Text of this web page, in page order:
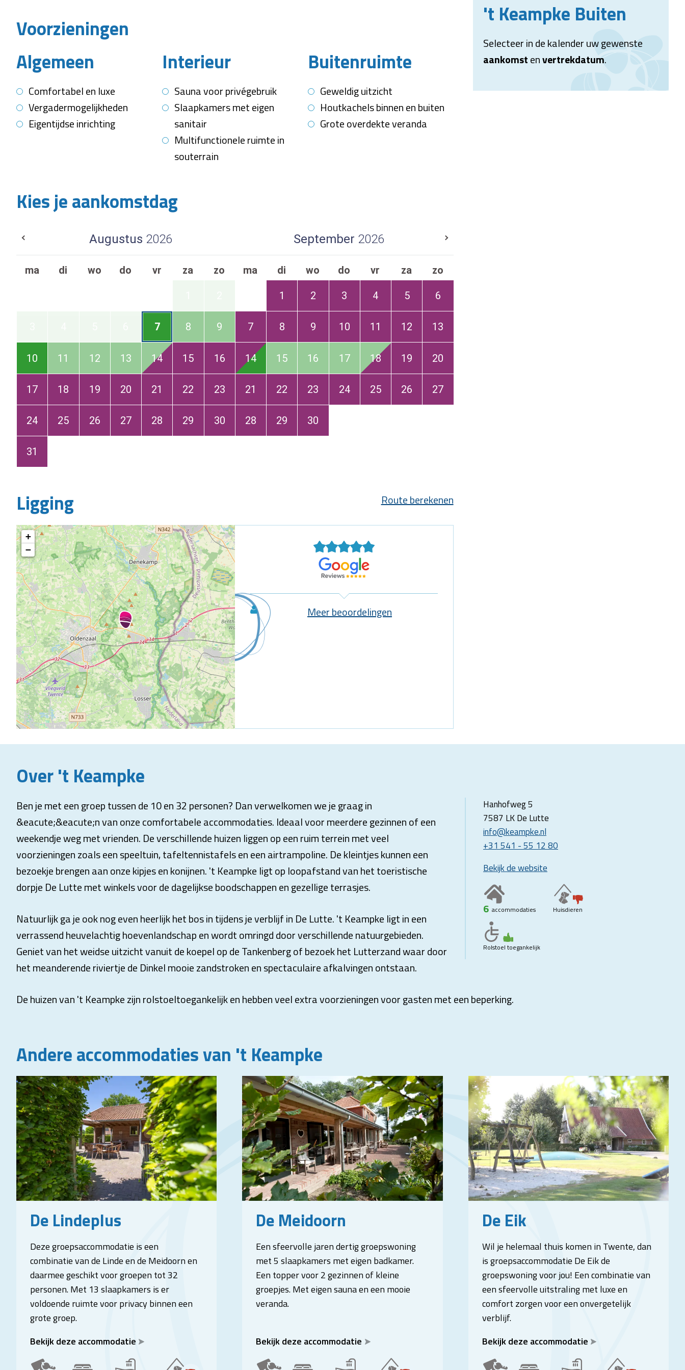
Voorzieningen
Algemeen
Comfortabel en luxe
Vergadermogelijkheden
Eigentijdse inrichting
Interieur
Sauna voor privégebruik
Slaapkamers met eigen
sanitair
Multifunctionele ruimte in
souterrain
Buitenruimte
Geweldig uitzicht
Houtkachels binnen en buiten
Grote overdekte veranda
Kies je aankomstdag
Augustus 2026
ma di wo do vr za zo
7 8 9
10 11 12 13 14 15 16
17 18 19 20 21 22 23
24 25 26 27 28 29 30
31
September 2026
ma di wo do vr za zo
1 2 3 4 5 6
7 8 9 10 11 12 13
14 15 16 17 18 19 20
21 22 23 24 25 26 27
28 29 30
Route berekenen
Ligging
+
−
Meer beoordelingen
't Keampke Buiten
Selecteer in de kalender uw gewenste
aankomstenvertrekdatum.
Over 't Keampke
Hanhofweg 5
7587 LK De Lutte
info@keampke.nl
+31 541 - 55 12 80
Bekijk de website
6 accommodaties Huisdieren
Rolstoel toegankelijk
Ben je met een groep tussen de 10 en 32 personen? Dan verwelkomen we je graag in
&eacute;&eacute;n van onze comfortabele accommodaties. Ideaal voor meerdere gezinnen of een
weekendje weg met vrienden. De verschillende huizen liggen op een ruim terrein met veel
voorzieningen zoals een speeltuin, tafeltennistafels en een airtrampoline. De kleintjes kunnen een
bezoekje brengen aan onze kipjes en konijnen. 't Keampke ligt op loopafstand van het toeristische
dorpje De Lutte met winkels voor de dagelijkse boodschappen en gezellige terrasjes.
Natuurlijk ga je ook nog even heerlijk het bos in tijdens je verblijf in De Lutte. 't Keampke ligt in een
verrassend heuvelachtig hoevenlandschap en wordt omringd door verschillende natuurgebieden.
Geniet van het weidse uitzicht vanuit de koepel op de Tankenberg of bezoek het Lutterzand waar door
het meanderende riviertje de Dinkel mooie zandstroken en spectaculaire afkalvingen ontstaan.
De huizen van 't Keampke zijn rolstoeltoegankelijk en hebben veel extra voorzieningen voor gasten met een beperking.
Andere accommodaties van 't Keampke
De Lindeplus
Deze groepsaccommodatie is een
combinatie van de Linde en de Meidoorn en
daarmee geschikt voor groepen tot 32
personen. Met 13 slaapkamers is er
voldoende ruimte voor privacy binnen een
grote groep.
Bekijk deze accommodatie
De Meidoorn
Een sfeervolle jaren dertig groepswoning
met 5 slaapkamers met eigen badkamer.
Een topper voor 2 gezinnen of kleine
groepjes. Met eigen sauna en een mooie
veranda.
Bekijk deze accommodatie
De Eik
Wil je helemaal thuis komen in Twente, dan
is groepsaccommodatie De Eik de
groepswoning voor jou! Een combinatie van
een sfeervolle uitstraling met luxe en
comfort zorgen voor een onvergetelijk
verblijf.
Bekijk deze accommodatie